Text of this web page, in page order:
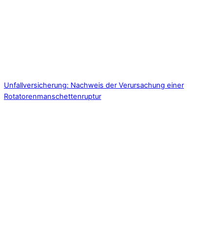
Unfallversicherung: Nachweis der Verursachung einer
Rotatorenmanschettenruptur